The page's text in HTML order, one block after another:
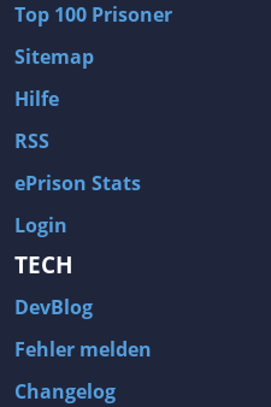
Top 100 Prisoner
Sitemap
Hilfe
RSS
ePrison Stats
Login
TECH
DevBlog
Fehler melden
Changelog